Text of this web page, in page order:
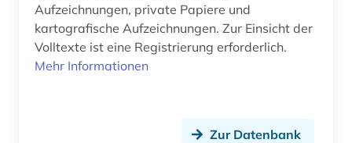
bibliographie (3)
bibliometrie (1)
Schweiz (10)
Serbien (1)
Aufzeichnungen, private Papiere und
kartografische Aufzeichnungen. Zur Einsicht der
Volltexte ist eine Registrierung erforderlich.
Mehr Informationen
Zur Datenbank